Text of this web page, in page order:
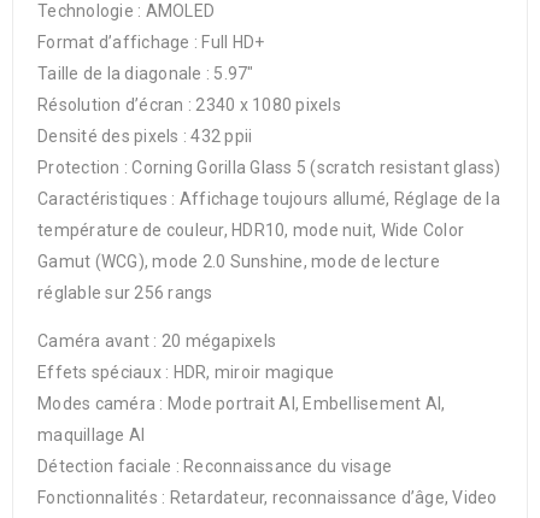
Technologie : AMOLED
Format d’affichage : Full HD+
Taille de la diagonale : 5.97″
Résolution d’écran : 2340 x 1080 pixels
Densité des pixels : 432 ppii
Protection : Corning Gorilla Glass 5 (scratch resistant glass)
Caractéristiques : Affichage toujours allumé, Réglage de la
température de couleur, HDR10, mode nuit, Wide Color
Gamut (WCG), mode 2.0 Sunshine, mode de lecture
réglable sur 256 rangs
Caméra avant : 20 mégapixels
Effets spéciaux : HDR, miroir magique
Modes caméra : Mode portrait AI, Embellisement AI,
maquillage AI
Détection faciale : Reconnaissance du visage
Fonctionnalités : Retardateur, reconnaissance d’âge, Video